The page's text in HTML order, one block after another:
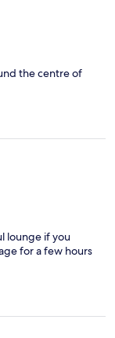
the centre of
lounge if you
for a few hours